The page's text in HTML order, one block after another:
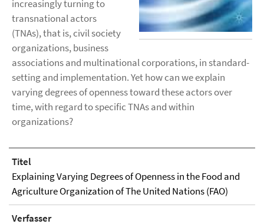
increasingly turning to
transnational actors
(TNAs), that is, civil society
organizations, business
associations and multinational corporations, in standard-
setting and implementation. Yet how can we explain
varying degrees of openness toward these actors over
time, with regard to specific TNAs and within
organizations?
Titel
Explaining Varying Degrees of Openness in the Food and
Agriculture Organization of The United Nations (FAO)
Verfasser